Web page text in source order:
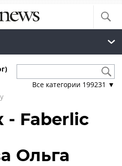
Все категории 199231 ▼
Faberlic
Ольга